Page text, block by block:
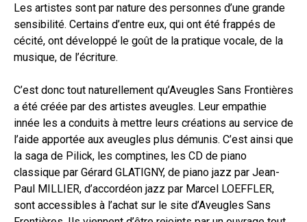
Les artistes sont par nature des personnes d’une grande
sensibilité. Certains d’entre eux, qui ont été frappés de
cécité, ont développé le goût de la pratique vocale, de la
musique, de l’écriture.
C’est donc tout naturellement qu’Aveugles Sans Frontières
a été créée par des artistes aveugles. Leur empathie
innée les a conduits à mettre leurs créations au service de
l’aide apportée aux aveugles plus démunis. C’est ainsi que
la saga de Pilick, les comptines, les CD de piano
classique par Gérard GLATIGNY, de piano jazz par Jean-
Paul MILLIER, d’accordéon jazz par Marcel LOEFFLER,
sont accessibles à l’achat sur le site d’Aveugles Sans